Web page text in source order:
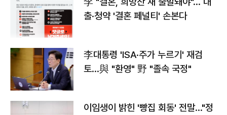
출·청약 '결혼 페널티' 손본다
李대통령 'ISA·주가 누르기' 재검
토…與 "환영" 野 "졸속 국정"
이임생이 밝힌 '빵집 회동' 전말…"정